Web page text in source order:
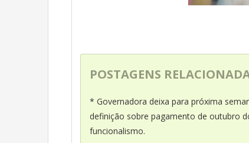
POSTAGENS
* Governadora deixa para próxima
definição sobre pagamento de outubro
funcionalismo.